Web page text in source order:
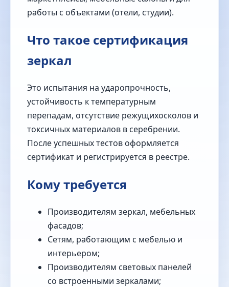
работы с объектами (отели, студии).
Что такое сертификация
зеркал
Это испытания на ударопрочность,
устойчивость к температурным
перепадам, отсутствие режущихосколов и
токсичных материалов в серебрении.
После успешных тестов оформляется
сертификат и регистрируется в реестре.
Кому требуется
Производителям зеркал, мебельных
фасадов;
Сетям, работающим с мебелью и
интерьером;
Производителям световых панелей
со встроенными зеркалами;